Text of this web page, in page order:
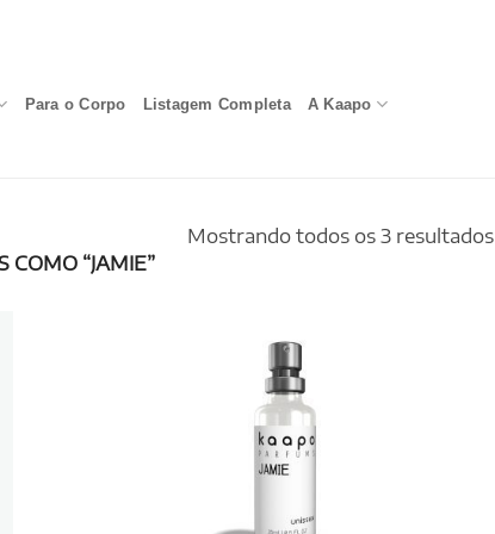
Para o Corpo Listagem Completa A Kaapo
COMO “JAMIE”
Mostrando todos os 3 resultados